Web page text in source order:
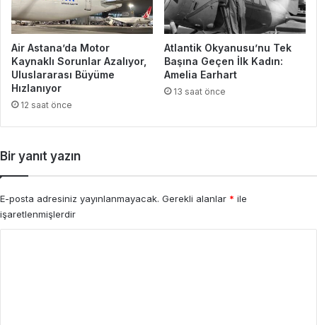
Air Astana’da Motor
Kaynaklı Sorunlar Azalıyor,
Uluslararası Büyüme
Hızlanıyor
12 saat önce
Atlantik Okyanusu’nu Tek
Başına Geçen İlk Kadın:
Amelia Earhart
13 saat önce
Bir yanıt yazın
E-posta adresiniz yayınlanmayacak. Gerekli alanlar * ile
işaretlenmişlerdir